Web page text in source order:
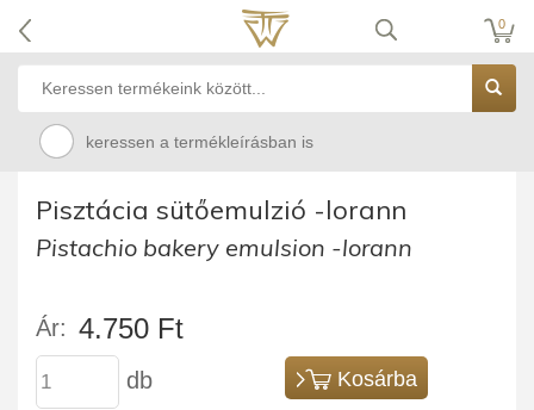
0
keressen a termékleírásban is
Pisztácia sütőemulzió -lorann
Pistachio bakery emulsion -lorann
Ár: 4.750 Ft
db Kosárba